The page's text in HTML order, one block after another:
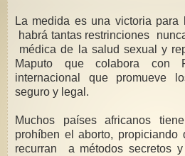
La medida es una victoria para
habrá tantas restrinciones
médica de la salud sexual y
Maputo que colabora con
internacional que promueve
seguro y legal.
Muchos países africanos
prohíben el aborto,
recurran a métodos secretos